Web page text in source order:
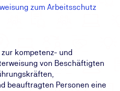
zum Arbeitsschutz
kompetenz- und
von Beschäftigten
beauftragten Personen eine